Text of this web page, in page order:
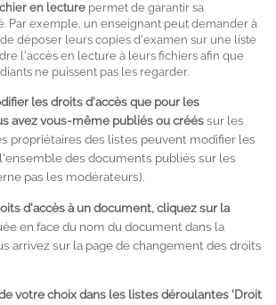
en lecture permet de garantir sa
Par exemple, un enseignant peut demander à
déposer leurs copies d'examen sur une liste
l'accès en lecture à leurs fichiers afin que
ne puissent pas les regarder.
les droits d'accès que pour les
avez vous-même publiés ou crééssur les
propriétaires des listes peuvent modifier les
des documents publiés sur les
pas les modérateurs).
d'accès à un document, cliquez sur la
en face du nom du document dans la
arrivez sur la page de changement des droits
votre choix dans les listes déroulantes 'Droit